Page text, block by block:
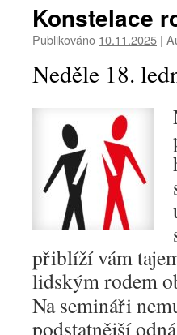
Konstelace
Publikováno 10.11.2025 |
Neděle 18.
přiblíží vám
lidským rodem
Na semináři
podstatnější